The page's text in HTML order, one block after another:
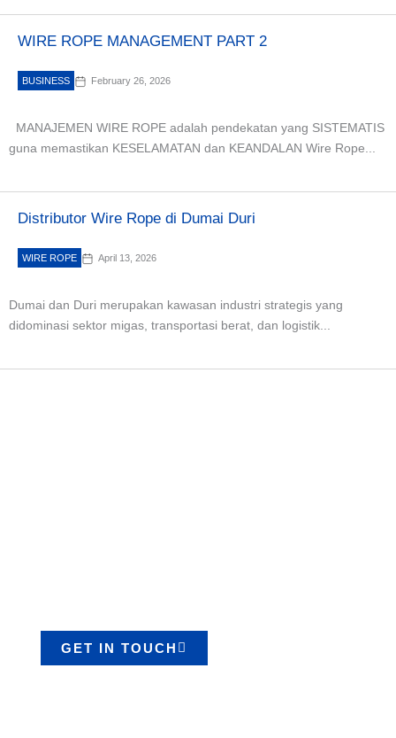
WIRE ROPE MANAGEMENT PART 2
BUSINESS February 26, 2026
MANAJEMEN WIRE ROPE adalah pendekatan yang SISTEMATIS
guna memastikan KESELAMATAN dan KEANDALAN Wire Rope...
Distributor Wire Rope di Dumai Duri
WIRE ROPE April 13, 2026
Dumai dan Duri merupakan kawasan industri strategis yang
didominasi sektor migas, transportasi berat, dan logistik...
GET IN TOUCH